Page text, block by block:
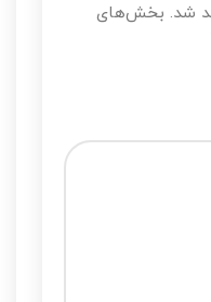
شد. بخش‌های